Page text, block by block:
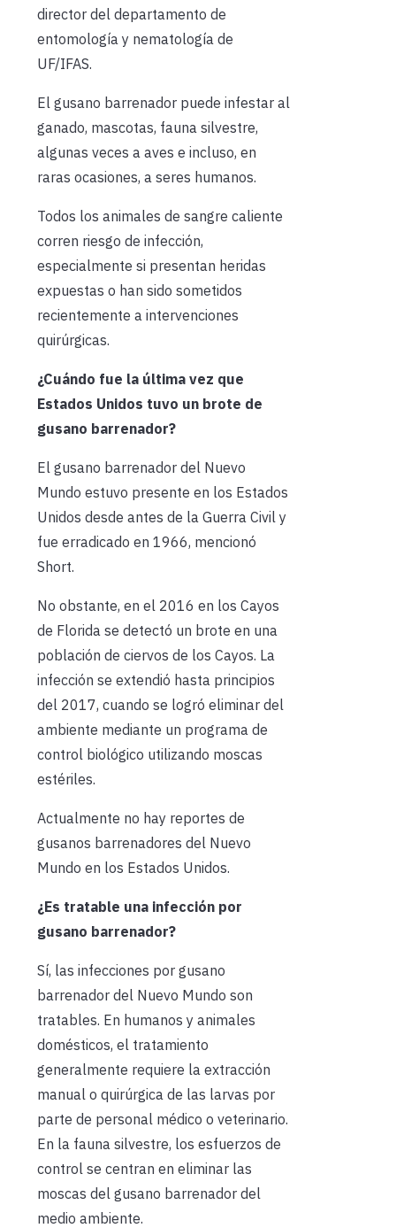
director del departamento de
entomología y nematología de
UF/IFAS.
El gusano barrenador puede infestar al
ganado, mascotas, fauna silvestre,
algunas veces a aves e incluso, en
raras ocasiones, a seres humanos.
Todos los animales de sangre caliente
corren riesgo de infección,
especialmente si presentan heridas
expuestas o han sido sometidos
recientemente a intervenciones
quirúrgicas.
¿Cuándo fue la última vez que
Estados Unidos tuvo un brote de
gusano barrenador?
El gusano barrenador del Nuevo
Mundo estuvo presente en los Estados
Unidos desde antes de la Guerra Civil y
fue erradicado en 1966, mencionó
Short.
No obstante, en el 2016 en los Cayos
de Florida se detectó un brote en una
población de ciervos de los Cayos. La
infección se extendió hasta principios
del 2017, cuando se logró eliminar del
ambiente mediante un programa de
control biológico utilizando moscas
estériles.
Actualmente no hay reportes de
gusanos barrenadores del Nuevo
Mundo en los Estados Unidos.
¿Es tratable una infección por
gusano barrenador?
Sí, las infecciones por gusano
barrenador del Nuevo Mundo son
tratables. En humanos y animales
domésticos, el tratamiento
generalmente requiere la extracción
manual o quirúrgica de las larvas por
parte de personal médico o veterinario.
En la fauna silvestre, los esfuerzos de
control se centran en eliminar las
moscas del gusano barrenador del
medio ambiente.